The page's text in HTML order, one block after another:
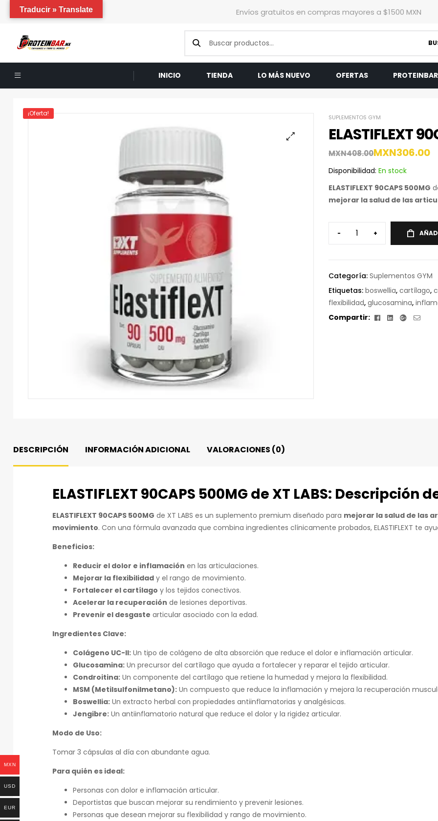
Envíos gratuitos en compras mayores a $1500 MXN
INICIO TIENDA LO MÁS NUEVO OFERTAS PROTEINBAR
¡Oferta! SUPLEMENTOS GYM
ELASTIFLEXT
MXN408.00MXN306.00
Disponibilidad: En stock
ELASTIFLEXT 90CAPS 500MG
mejorar la salud de las
- +
Categoría: Suplementos GYM
Etiquetas: boswellia, cartílago,
flexibilidad, glucosamina,
Compartir:
Facebook
LinkedinGoogle+
DESCRIPCIÓN INFORMACIÓN ADICIONAL VALORACIONES (0)
ELASTIFLEXT 90CAPS 500MG de XT LABS: Descripción
ELASTIFLEXT 90CAPS 500MG de XT LABS es un suplemento premium diseñado para mejorar la salud de las
movimiento. Con una fórmula avanzada que combina ingredientes clínicamente probados, ELASTIFLEXT te
Beneficios:
Reducir el dolor e inflamación en las articulaciones.
Mejorar la flexibilidad y el rango de movimiento.
Fortalecer el cartílago y los tejidos conectivos.
Acelerar la recuperación de lesiones deportivas.
Prevenir el desgaste articular asociado con la edad.
Ingredientes Clave:
Colágeno UC-II: Un tipo de colágeno de alta absorción que reduce el dolor e inflamación articular.
Glucosamina: Un precursor del cartílago que ayuda a fortalecer y reparar el tejido articular.
Condroitina: Un componente del cartílago que retiene la humedad y mejora la flexibilidad.
MSM (Metilsulfonilmetano): Un compuesto que reduce la inflamación y mejora la recuperación
Boswellia: Un extracto herbal con propiedades antiinflamatorias y analgésicas.
Jengibre: Un antiinflamatorio natural que reduce el dolor y la rigidez articular.
Modo de Uso:
Tomar 3 cápsulas al día con abundante agua.
Para quién es ideal:
Personas con dolor e inflamación articular.
Deportistas que buscan mejorar su rendimiento y prevenir lesiones.
Personas que desean mejorar su flexibilidad y rango de movimiento.
Traducir » Translate
MXN
USD
EUR